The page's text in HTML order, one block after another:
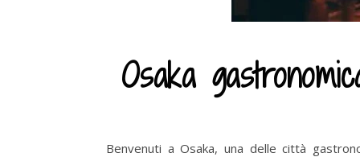
Osaka
Benvenuti a Osaka, una delle città